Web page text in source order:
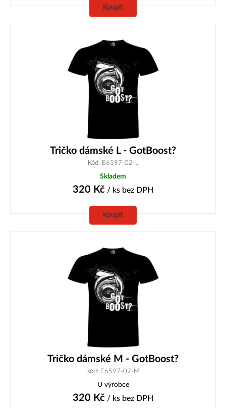
Koupit
Tričko dámské L - GotBoost?
Kód: E6597-02-L
Skladem
320 Kč / ks bez DPH
Koupit
Tričko dámské M - GotBoost?
Kód: E6597-02-M
U výrobce
320 Kč / ks bez DPH